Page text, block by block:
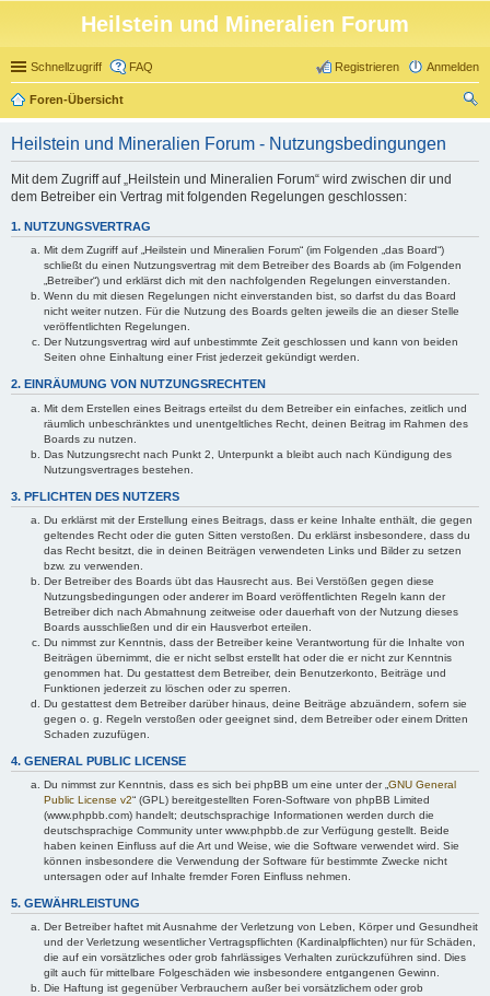
Heilstein und Mineralien Forum
Schnellzugriff FAQ Anmelden
Registrieren
Foren-Übersicht
Heilstein und Mineralien Forum - Nutzungsbedingungen
Mit dem Zugriff auf „Heilstein und Mineralien Forum“ wird zwischen dir und
dem Betreiber ein Vertrag mit folgenden Regelungen geschlossen:
1. NUTZUNGSVERTRAG
Mit dem Zugriff auf „Heilstein und Mineralien Forum“ (im Folgenden „das Board“)
schließt du einen Nutzungsvertrag mit dem Betreiber des Boards ab (im Folgenden
„Betreiber“) und erklärst dich mit den nachfolgenden Regelungen einverstanden.
Wenn du mit diesen Regelungen nicht einverstanden bist, so darfst du das Board
nicht weiter nutzen. Für die Nutzung des Boards gelten jeweils die an dieser Stelle
veröffentlichten Regelungen.
Der Nutzungsvertrag wird auf unbestimmte Zeit geschlossen und kann von beiden
Seiten ohne Einhaltung einer Frist jederzeit gekündigt werden.
2. EINRÄUMUNG VON NUTZUNGSRECHTEN
Mit dem Erstellen eines Beitrags erteilst du dem Betreiber ein einfaches, zeitlich und
räumlich unbeschränktes und unentgeltliches Recht, deinen Beitrag im Rahmen des
Boards zu nutzen.
Das Nutzungsrecht nach Punkt 2, Unterpunkt a bleibt auch nach Kündigung des
Nutzungsvertrages bestehen.
3. PFLICHTEN DES NUTZERS
Du erklärst mit der Erstellung eines Beitrags, dass er keine Inhalte enthält, die gegen
geltendes Recht oder die guten Sitten verstoßen. Du erklärst insbesondere, dass du
das Recht besitzt, die in deinen Beiträgen verwendeten Links und Bilder zu setzen
bzw. zu verwenden.
Der Betreiber des Boards übt das Hausrecht aus. Bei Verstößen gegen diese
Nutzungsbedingungen oder anderer im Board veröffentlichten Regeln kann der
Betreiber dich nach Abmahnung zeitweise oder dauerhaft von der Nutzung dieses
Boards ausschließen und dir ein Hausverbot erteilen.
Du nimmst zur Kenntnis, dass der Betreiber keine Verantwortung für die Inhalte von
Beiträgen übernimmt, die er nicht selbst erstellt hat oder die er nicht zur Kenntnis
genommen hat. Du gestattest dem Betreiber, dein Benutzerkonto, Beiträge und
Funktionen jederzeit zu löschen oder zu sperren.
Du gestattest dem Betreiber darüber hinaus, deine Beiträge abzuändern, sofern sie
gegen o. g. Regeln verstoßen oder geeignet sind, dem Betreiber oder einem Dritten
Schaden zuzufügen.
4. GENERAL PUBLIC LICENSE
Du nimmst zur Kenntnis, dass es sich bei phpBB um eine unter der „ GNU General
Public License v2“ (GPL) bereitgestellten Foren-Software von phpBB Limited
(www.phpbb.com) handelt; deutschsprachige Informationen werden durch die
deutschsprachige Community unter www.phpbb.de zur Verfügung gestellt. Beide
haben keinen Einfluss auf die Art und Weise, wie die Software verwendet wird. Sie
können insbesondere die Verwendung der Software für bestimmte Zwecke nicht
untersagen oder auf Inhalte fremder Foren Einfluss nehmen.
5. GEWÄHRLEISTUNG
Der Betreiber haftet mit Ausnahme der Verletzung von Leben, Körper und Gesundheit
und der Verletzung wesentlicher Vertragspflichten (Kardinalpflichten) nur für Schäden,
die auf ein vorsätzliches oder grob fahrlässiges Verhalten zurückzuführen sind. Dies
gilt auch für mittelbare Folgeschäden wie insbesondere entgangenen Gewinn.
Die Haftung ist gegenüber Verbrauchern außer bei vorsätzlichem oder grob